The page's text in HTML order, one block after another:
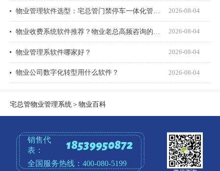
2026-08-04
2026-08-04
物业管理系软件哪家好？ 2026-08-04
物业公司数字化转型用什么软件？ 2026-08-04
宅总管物业管理系统＞物业百科
销售代
表：
18539950872
全国服务热线：400-080-5199